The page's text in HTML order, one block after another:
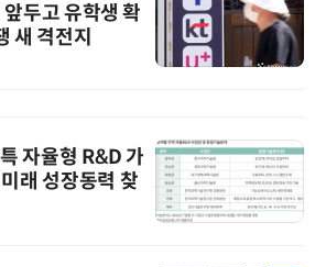
두고 유학생 확
새 격전지
자율형 R&D 가
래 성장동력 찾